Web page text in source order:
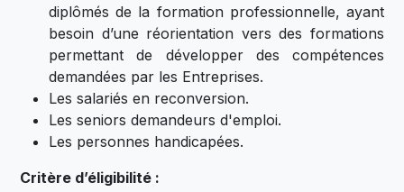
diplômés de la formation professionnelle, ayant
besoin d’une réorientation vers des formations
permettant de développer des compétences
demandées par les Entreprises.
Les salariés en reconversion.
Les seniors demandeurs d'emploi.
Les personnes handicapées.
Critère d’éligibilité :